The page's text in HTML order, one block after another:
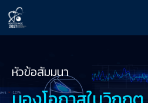
หัวข้อสัมมนา